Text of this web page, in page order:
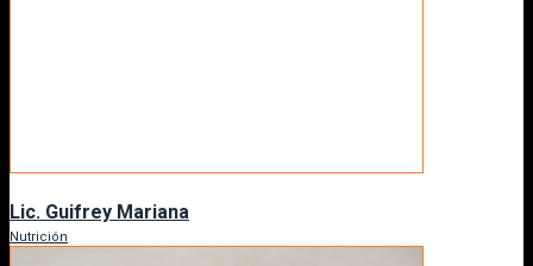
Lic. Guifrey Mariana
Nutrición